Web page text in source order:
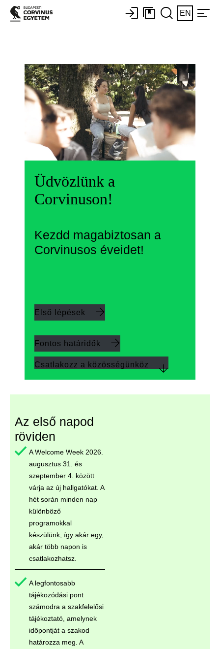
EN
Üdvözlünk a
Corvinuson!
Kezdd magabiztosan a
Corvinusos éveidet!
Első lépések
Fontos határidők
Csatlakozz a közösségünköz
Az első napod
röviden
A Welcome Week 2026.
augusztus 31. és
szeptember 4. között
várja az új hallgatókat. A
hét során minden nap
különböző
programokkal
készülünk, így akár egy,
akár több napon is
csatlakozhatsz.
A legfontosabb
tájékozódási pont
számodra a szakfelelősi
tájékoztató, amelynek
időpontját a szakod
határozza meg. A